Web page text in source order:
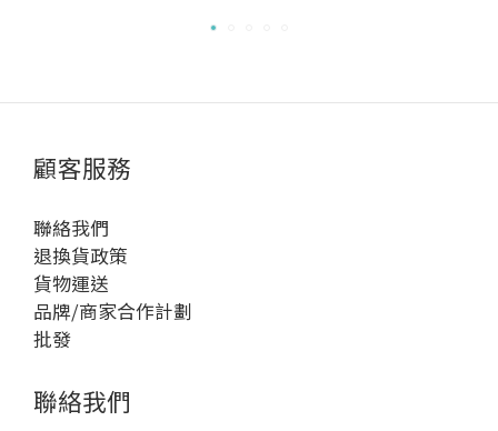
顧客服務
聯絡我們
退換貨政策
貨物運送
品牌/商家合作計劃
批發
聯絡我們